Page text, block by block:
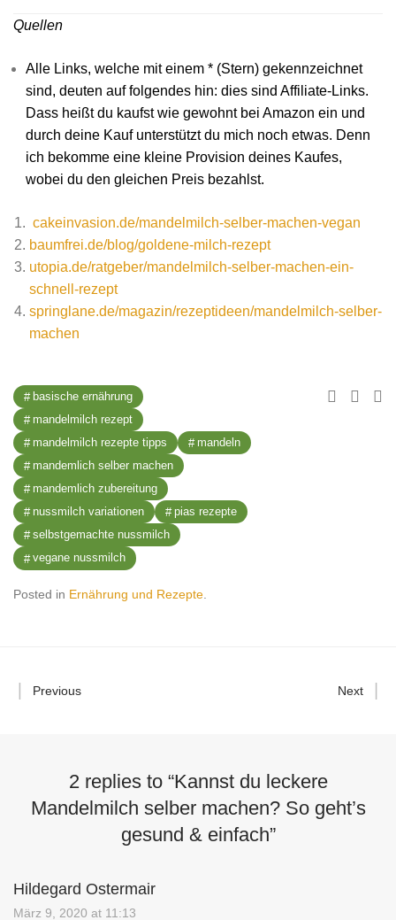
Quellen
Alle Links, welche mit einem * (Stern) gekennzeichnet
sind, deuten auf folgendes hin: dies sind Affiliate-Links.
Dass heißt du kaufst wie gewohnt bei Amazon ein und
durch deine Kauf unterstützt du mich noch etwas. Denn
ich bekomme eine kleine Provision deines Kaufes,
wobei du den gleichen Preis bezahlst.
cakeinvasion.de/mandelmilch-selber-machen-vegan
baumfrei.de/blog/goldene-milch-rezept
utopia.de/ratgeber/mandelmilch-selber-machen-ein-
schnell-rezept
springlane.de/magazin/rezeptideen/mandelmilch-selber-
machen
basische ernährung
mandelmilch rezept
mandelmilch rezepte tipps
mandeln
mandemlich selber machen
mandemlich zubereitung
nussmilch variationen
pias rezepte
selbstgemachte nussmilch
vegane nussmilch
Posted in Ernährung und Rezepte
Previous Next
2 replies to “Kannst du leckere
Mandelmilch selber machen? So geht’s
gesund & einfach”
Hildegard Ostermair
März 9, 2020 at 11:13